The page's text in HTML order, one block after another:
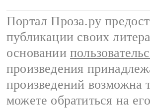
Портал Проза.ру
публикации своих
основании
произведения
произведений возможна
можете обратиться на